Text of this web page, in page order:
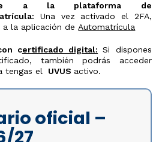
a la plataforma de
Una vez activado el 2FA,
a la aplicación de Automatrícula
certificado digital: Si dispones
también podrás acceder
tengas el
UVUS activo.
oficial –